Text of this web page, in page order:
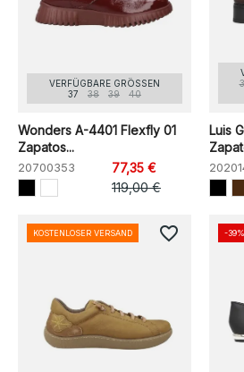
VERFÜGBARE GRÖSSEN
37
38 39 40
Wonders A-4401 Flexfly 01
Zapatos...
20700353
77,35 €
119,00 €
Luis
KOSTENLOSER VERSAND favorite_border -39%